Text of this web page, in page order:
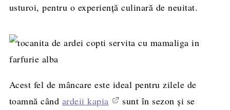
usturoi, pentru o experiență culinară de neuitat.
Acest fel de mâncare este ideal pentru zilele de
toamnă când ardeii kapia
sunt în sezon și se